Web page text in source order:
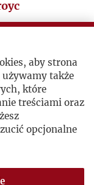
angielskiej
punktu
sytuacji
prasie
aby strona
używamy także
które
treściami oraz
opcjonalne